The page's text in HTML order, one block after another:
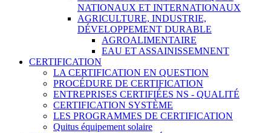
NATIONAUX ET INTERNATIONAUX
AGRICULTURE, INDUSTRIE,
DÉVELOPPEMENT DURABLE
AGROALIMENTAIRE
EAU ET ASSAINISSEMNENT
CERTIFICATION
LA CERTIFICATION EN QUESTION
PROCÉDURE DE CERTIFICATION
ENTREPRISES CERTIFIÉES NS - QUALITÉ
CERTIFICATION SYSTÈME
LES PROGRAMMES DE CERTIFICATION
Quitus équipement solaire